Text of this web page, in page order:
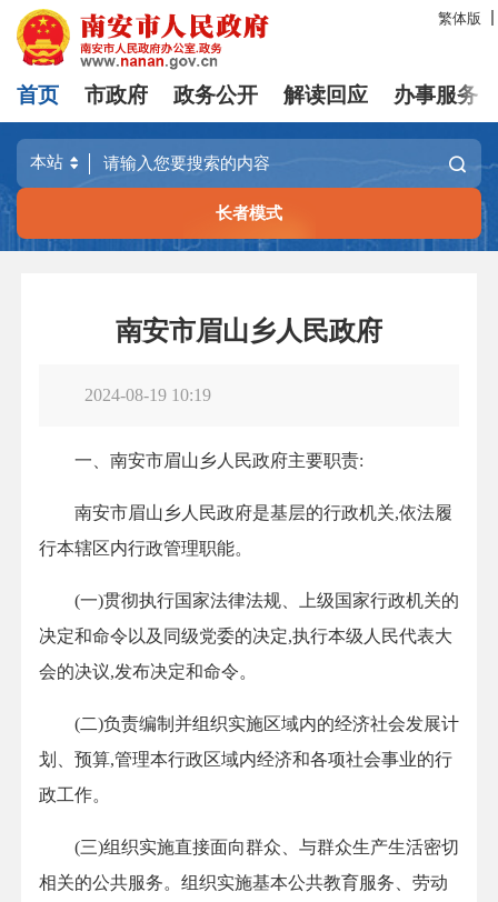
繁体版
首页 市政府 政务公开 解读回应 办事服务
长者模式
南安市眉山乡人民政府
2024-08-19 10:19
一、南安市眉山乡人民政府主要职责:
南安市眉山乡人民政府是基层的行政机关,依法履
行本辖区内行政管理职能。
(一)贯彻执行国家法律法规、上级国家行政机关的
决定和命令以及同级党委的决定,执行本级人民代表大
会的决议,发布决定和命令。
(二)负责编制并组织实施区域内的经济社会发展计
划、预算,管理本行政区域内经济和各项社会事业的行
政工作。
(三)组织实施直接面向群众、与群众生产生活密切
相关的公共服务。组织实施基本公共教育服务、劳动